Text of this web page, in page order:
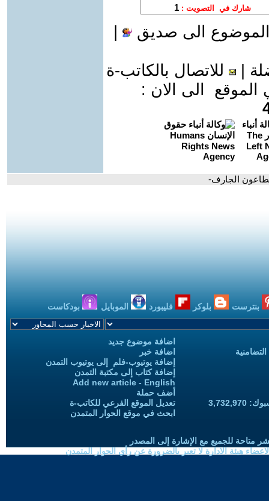
الى صديق
للاتصال بالكاتب-ة
الى الان :
الجارف-
بنترست بلوكر فليبورد الموبايل بودكاست
اضافة موضوع جديد
اضافة خبر
إضافة يوتيوب-فلم إلى يوتيوب التمدن
إضافة كتاب إلى مكتبة التمدن
Add new article - English
أضف حملة
تعديل الموقع الفرعي للكاتب-ة
ابحث في موقع الحوار المتمدن
متاحة للجميع مع الإشارة إلى المصدر
هيئة الادارة لا تعبر بالضرورة عن رأي الحوار المتمدن